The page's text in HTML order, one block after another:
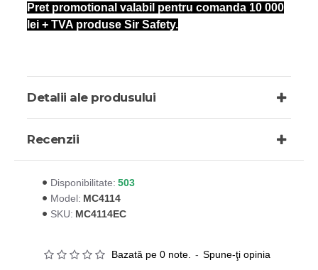
Pret promotional valabil pentru comanda 10 000
lei + TVA produse Sir Safety.
Detalii ale produsului
Recenzii
Disponibilitate: 503
Model: MC4114
SKU: MC4114EC
Bazată pe 0 note. - Spune-ţi opinia